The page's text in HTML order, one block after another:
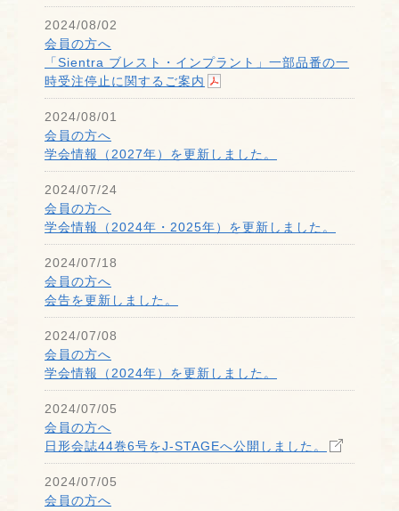
2024/08/02
会員の方へ
「Sientra ブレスト・インプラント」一部品番の一
時受注停止に関するご案内
2024/08/01
会員の方へ
学会情報（2027年）を更新しました。
2024/07/24
会員の方へ
学会情報（2024年・2025年）を更新しました。
2024/07/18
会員の方へ
会告を更新しました。
2024/07/08
会員の方へ
学会情報（2024年）を更新しました。
2024/07/05
会員の方へ
日形会誌44巻6号をJ-STAGEへ公開しました。
2024/07/05
会員の方へ